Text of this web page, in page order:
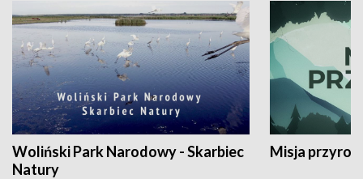
Woliński Park Narodowy - Skarbiec
Natury
Misja